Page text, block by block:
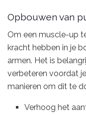
Opbouwen van
Om een muscle-up
kracht hebben in je
armen. Het is
verbeteren voordat
manieren om dit te
Verhoog het